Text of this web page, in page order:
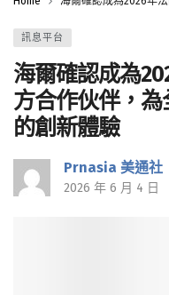
訊息平台
海爾確認成為
方合作伙伴，
的創新體驗
Prnasia 美通社
2026 年 6 月 4 日